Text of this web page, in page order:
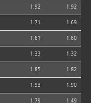
1.92 1.92
1.71 1.69
1.61 1.60
1.33 1.32
1.85 1.82
1.93 1.90
1.79 1.49